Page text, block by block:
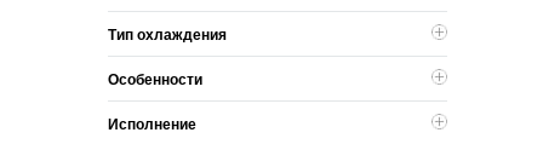
Тип охлаждения
Особенности
Исполнение